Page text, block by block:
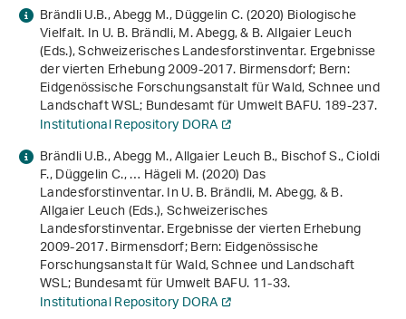
Brändli U.B., Abegg M., Düggelin C. (2020) Biologische
Vielfalt. In U. B. Brändli, M. Abegg, & B. Allgaier Leuch
(Eds.),Schweizerisches Landesforstinventar. Ergebnisse
der vierten Erhebung 2009-2017. Birmensdorf; Bern:
Eidgenössische Forschungsanstalt für Wald, Schnee und
Landschaft WSL; Bundesamt für Umwelt BAFU. 189-237.
Institutional Repository DORA
Brändli U.B., Abegg M., Allgaier Leuch B., Bischof S., Cioldi
F., Düggelin C., … Hägeli M. (2020) Das
Landesforstinventar. In U. B. Brändli, M. Abegg, & B.
Allgaier Leuch (Eds.),Schweizerisches
Landesforstinventar. Ergebnisse der vierten Erhebung
2009-2017. Birmensdorf; Bern: Eidgenössische
Forschungsanstalt für Wald, Schnee und Landschaft
WSL; Bundesamt für Umwelt BAFU. 11-33.
Institutional Repository DORA